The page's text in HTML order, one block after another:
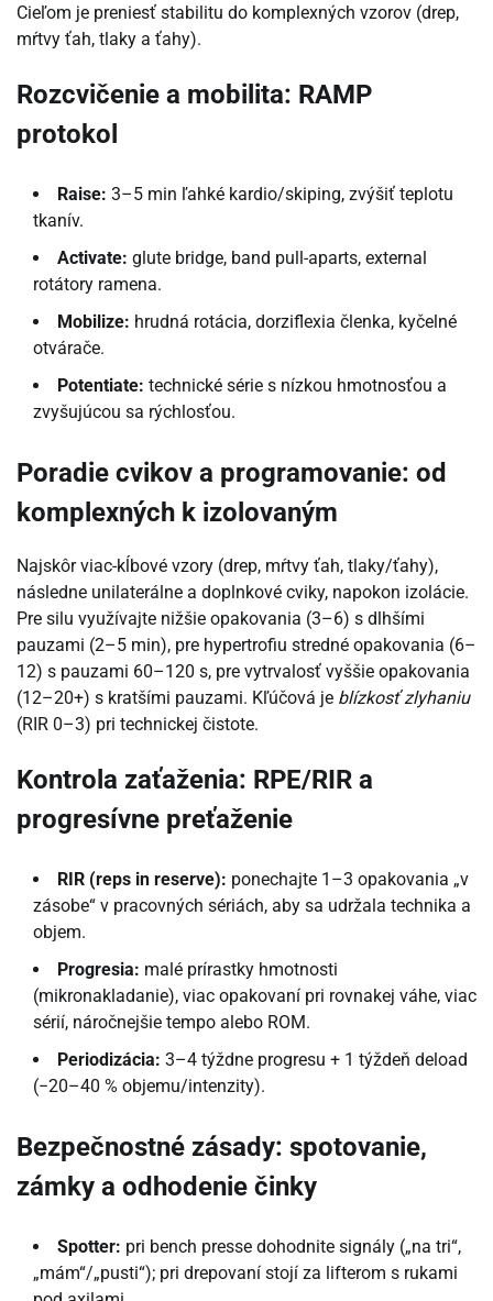
Cieľom je preniesť stabilitu do komplexných vzorov (drep,
mŕtvy ťah, tlaky a ťahy).
Rozcvičenie a mobilita: RAMP
protokol
Raise: 3–5 min ľahké kardio/skiping, zvýšiť teplotu
tkanív.
Activate: glute bridge, band pull-aparts, external
rotátory ramena.
Mobilize: hrudná rotácia, dorziflexia členka, kyčelné
otvárače.
Potentiate: technické série s nízkou hmotnosťou a
zvyšujúcou sa rýchlosťou.
Poradie cvikov a programovanie: od
komplexných k izolovaným
Najskôr viac-kĺbové vzory (drep, mŕtvy ťah, tlaky/ťahy),
následne unilaterálne a doplnkové cviky, napokon izolácie.
Pre silu využívajte nižšie opakovania (3–6) s dlhšími
pauzami (2–5 min), pre hypertrofiu stredné opakovania (6–
12) s pauzami 60–120 s, pre vytrvalosť vyššie opakovania
(12–20+) s kratšími pauzami. Kľúčová je blízkosť zlyhaniu
(RIR 0–3) pri technickej čistote.
Kontrola zaťaženia: RPE/RIR a
progresívne preťaženie
RIR (reps in reserve): ponechajte 1–3 opakovania „v
zásobe“ v pracovných sériách, aby sa udržala technika a
objem.
Progresia: malé prírastky hmotnosti
(mikronakladanie), viac opakovaní pri rovnakej váhe, viac
sérií, náročnejšie tempo alebo ROM.
Periodizácia: 3–4 týždne progresu + 1 týždeň deload
(−20–40 % objemu/intenzity).
Bezpečnostné zásady: spotovanie,
zámky a odhodenie činky
Spotter: pri bench presse dohodnite signály („na tri“,
„mám“/„pusti“); pri drepovaní stojí za lifterom s rukami